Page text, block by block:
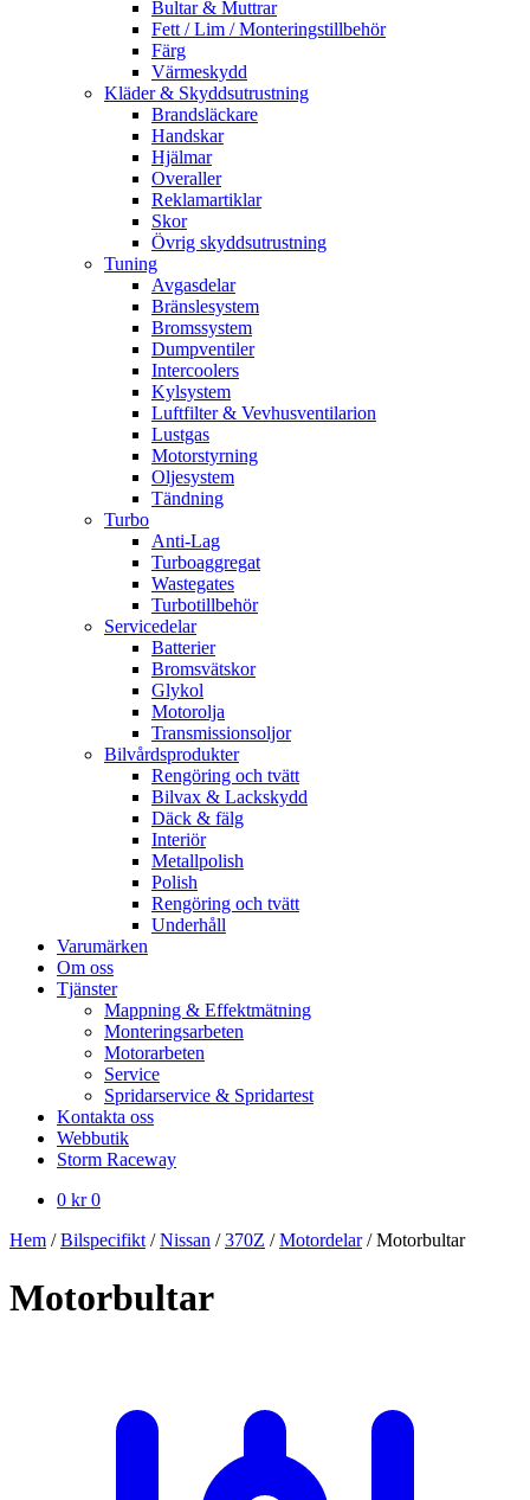
Bultar & Muttrar
Fett / Lim / Monteringstillbehör
Färg
Värmeskydd
Kläder & Skyddsutrustning
Brandsläckare
Handskar
Hjälmar
Overaller
Reklamartiklar
Skor
Övrig skyddsutrustning
Tuning
Avgasdelar
Bränslesystem
Bromssystem
Dumpventiler
Intercoolers
Kylsystem
Luftfilter & Vevhusventilarion
Lustgas
Motorstyrning
Oljesystem
Tändning
Turbo
Anti-Lag
Turboaggregat
Wastegates
Turbotillbehör
Servicedelar
Batterier
Bromsvätskor
Glykol
Motorolja
Transmissionsoljor
Bilvårdsprodukter
Rengöring och tvätt
Bilvax & Lackskydd
Däck & fälg
Interiör
Metallpolish
Polish
Rengöring och tvätt
Underhåll
Varumärken
Om oss
Tjänster
Mappning & Effektmätning
Monteringsarbeten
Motorarbeten
Service
Spridarservice & Spridartest
Kontakta oss
Webbutik
Storm Raceway
0 kr 0
Hem /Bilspecifikt /Nissan /370Z /Motordelar/Motorbultar
Motorbultar